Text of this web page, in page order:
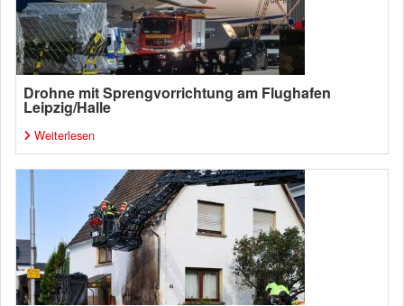
Drohne mit Sprengvorrichtung am Flughafen
Leipzig/Halle
Weiterlesen